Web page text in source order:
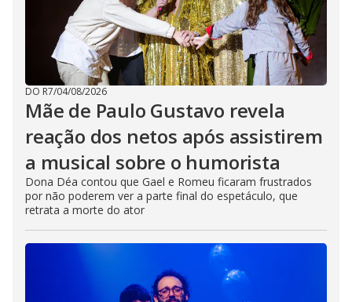
DO R7/04/08/2026
Mãe de Paulo Gustavo revela
reação dos netos após assistirem
a musical sobre o humorista
Dona Déa contou que Gael e Romeu ficaram frustrados
por não poderem ver a parte final do espetáculo, que
retrata a morte do ator